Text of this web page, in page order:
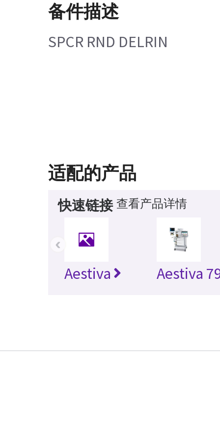
备件描述
SPCR RND DELRIN
适配的产品
快速链接 查看产品详情
Aestiva Aestiva
‹